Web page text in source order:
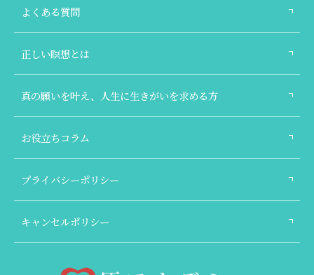
よくある質問
正しい瞑想とは
真の願いを叶え、人生に生きがいを求める方
お役立ちコラム
プライバシーポリシー
キャンセルポリシー